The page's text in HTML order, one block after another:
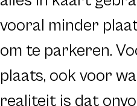
vooral minder
om te parkeren.
plaats, ook voor
realiteit is dat